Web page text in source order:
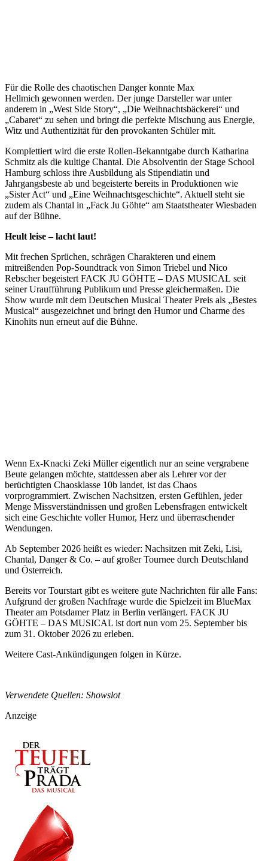
Für die Rolle des chaotischen Danger konnte Max
Hellmich gewonnen werden. Der junge Darsteller war unter
anderem in „West Side Story“, „Die Weihnachtsbäckerei“ und
„Cabaret“ zu sehen und bringt die perfekte Mischung aus Energie,
Witz und Authentizität für den provokanten Schüler mit.
Komplettiert wird die erste Rollen-Bekanntgabe durch Katharina
Schmitz als die kultige Chantal. Die Absolventin der Stage School
Hamburg schloss ihre Ausbildung als Stipendiatin und
Jahrgangsbeste ab und begeisterte bereits in Produktionen wie
„Sister Act“ und „Eine Weihnachtsgeschichte“. Aktuell steht sie
zudem als Chantal in „Fack Ju Göhte“ am Staatstheater Wiesbaden
auf der Bühne.
Heult leise – lacht laut!
Mit frechen Sprüchen, schrägen Charakteren und einem
mitreißenden Pop-Soundtrack von Simon Triebel und Nico
Rebscher begeistert FACK JU GÖHTE – DAS MUSICAL seit
seiner Uraufführung Publikum und Presse gleichermaßen. Die
Show wurde mit dem Deutschen Musical Theater Preis als „Bestes
Musical“ ausgezeichnet und bringt den Humor und Charme des
Kinohits nun erneut auf die Bühne.
Wenn Ex-Knacki Zeki Müller eigentlich nur an seine vergrabene
Beute gelangen möchte, stattdessen aber als Lehrer vor der
berüchtigten Chaosklasse 10b landet, ist das Chaos
vorprogrammiert. Zwischen Nachsitzen, ersten Gefühlen, jeder
Menge Missverständnissen und großen Lebensfragen entwickelt
sich eine Geschichte voller Humor, Herz und überraschender
Wendungen.
Ab September 2026 heißt es wieder: Nachsitzen mit Zeki, Lisi,
Chantal, Danger & Co. – auf großer Tournee durch Deutschland
und Österreich.
Bereits vor Tourstart gibt es weitere gute Nachrichten für alle Fans:
Aufgrund der großen Nachfrage wurde die Spielzeit im BlueMax
Theater am Potsdamer Platz in Berlin verlängert. FACK JU
GÖHTE – DAS MUSICAL ist dort nun vom 25. September bis
zum 31. Oktober 2026 zu erleben.
Weitere Cast-Ankündigungen folgen in Kürze.
Verwendete Quellen: Showslot
Anzeige